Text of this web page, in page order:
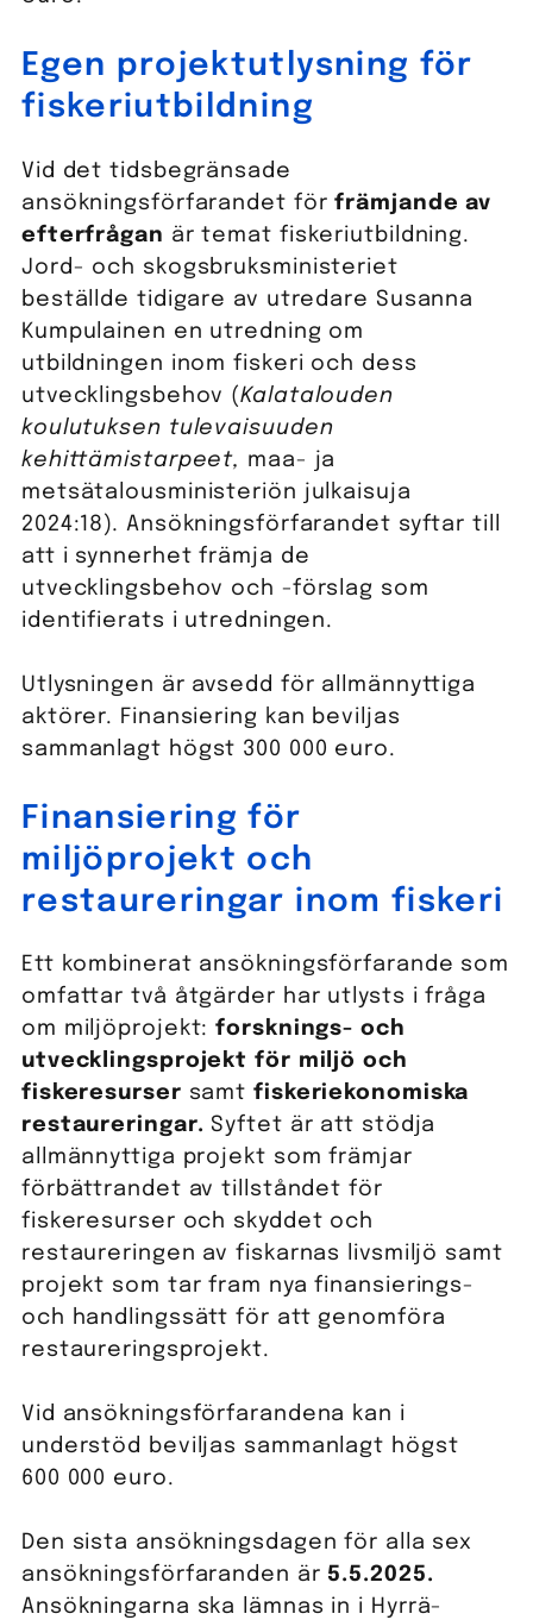
Egen projektutlysning för
fiskeriutbildning
Vid det tidsbegränsade
ansökningsförfarandet förfrämjande av
efterfrågan är temat fiskeriutbildning.
Jord- och skogsbruksministeriet
beställde tidigare av utredare Susanna
Kumpulainen en utredning om
utbildningen inom fiskeri och dess
utvecklingsbehov (Kalatalouden
koulutuksen tulevaisuuden
kehittämistarpeet, maa- ja
metsätalousministeriön julkaisuja
2024:18). Ansökningsförfarandet syftar till
att i synnerhet främja de
utvecklingsbehov och -förslag som
identifierats i utredningen.
Utlysningen är avsedd för allmännyttiga
aktörer. Finansiering kan beviljas
sammanlagt högst 300 000 euro.
Finansiering för
miljöprojekt och
restaureringar inom fiskeri
Ett kombinerat ansökningsförfarande som
omfattar två åtgärder har utlysts i fråga
om miljöprojekt:forsknings- och
utvecklingsprojekt för miljö och
fiskeresurser samtfiskeriekonomiska
restaureringar. Syftet är att stödja
allmännyttiga projekt som främjar
förbättrandet av tillståndet för
fiskeresurser och skyddet och
restaureringen av fiskarnas livsmiljö samt
projekt som tar fram nya finansierings-
och handlingssätt för att genomföra
restaureringsprojekt.
Vid ansökningsförfarandena kan i
understöd beviljas sammanlagt högst
600 000 euro.
Den sista ansökningsdagen för alla sex
ansökningsförfaranden är 5.5.2025.
Ansökningarna ska lämnas in i Hyrrä-